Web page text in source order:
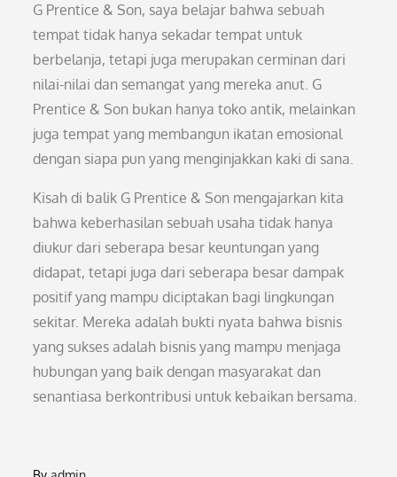
G Prentice & Son, saya belajar bahwa sebuah
tempat tidak hanya sekadar tempat untuk
berbelanja, tetapi juga merupakan cerminan dari
nilai-nilai dan semangat yang mereka anut. G
Prentice & Son bukan hanya toko antik, melainkan
juga tempat yang membangun ikatan emosional
dengan siapa pun yang menginjakkan kaki di sana.
Kisah di balik G Prentice & Son mengajarkan kita
bahwa keberhasilan sebuah usaha tidak hanya
diukur dari seberapa besar keuntungan yang
didapat, tetapi juga dari seberapa besar dampak
positif yang mampu diciptakan bagi lingkungan
sekitar. Mereka adalah bukti nyata bahwa bisnis
yang sukses adalah bisnis yang mampu menjaga
hubungan yang baik dengan masyarakat dan
senantiasa berkontribusi untuk kebaikan bersama.